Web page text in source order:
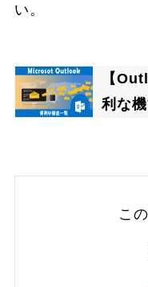
い。
【
利な
こ